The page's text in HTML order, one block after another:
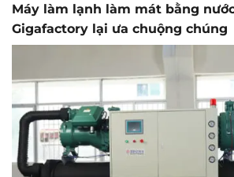
Máy làm lạnh làm mát bằng
Gigafactory lại ưa chuộng chúng